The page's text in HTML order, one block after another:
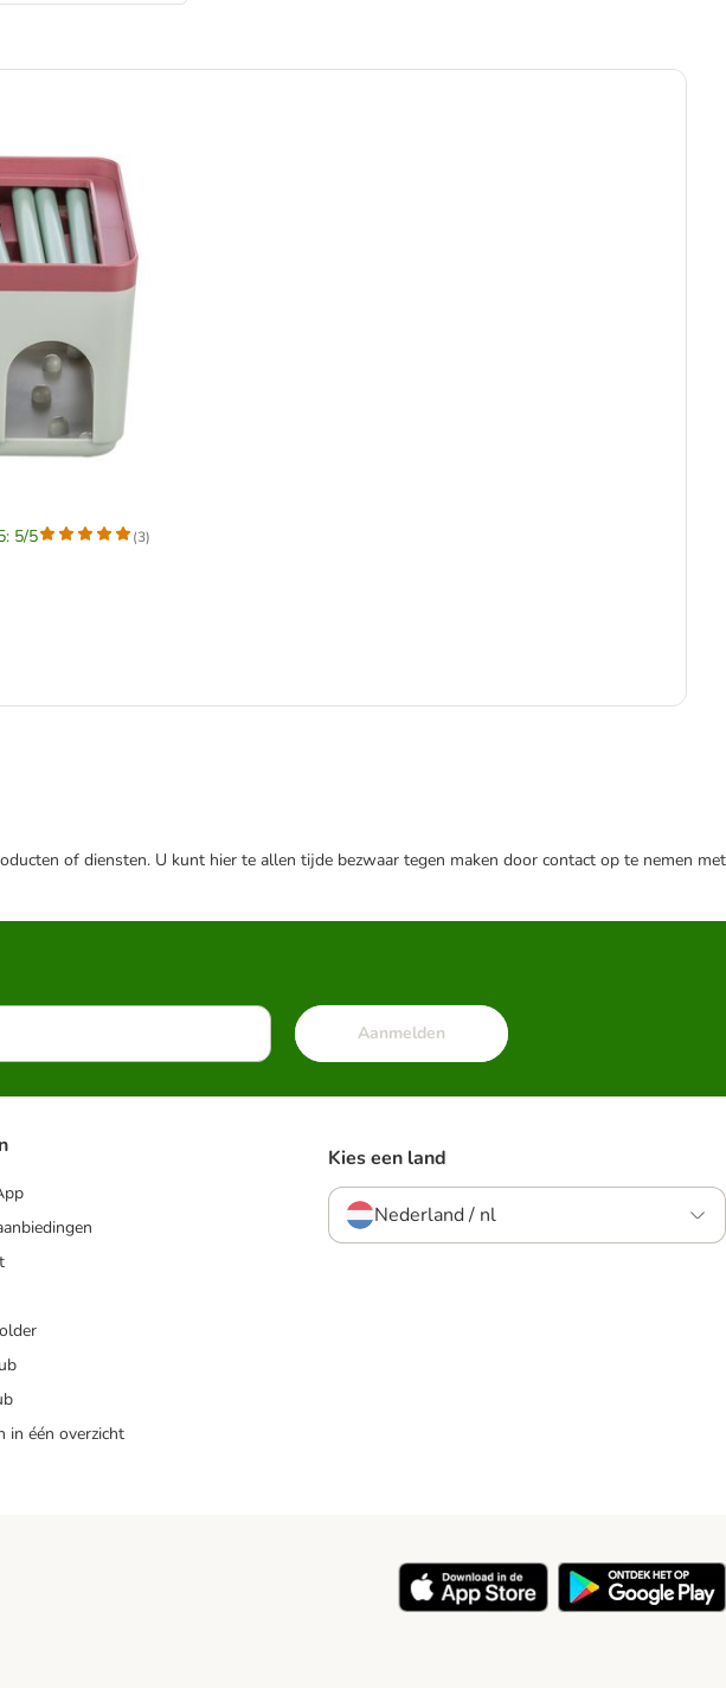
5/5 (3)
of diensten. U kunt hier te allen tijde bezwaar tegen maken door contact op te nemen met
Aanmelden
in één overzicht
Kies een land
Nederland / nl